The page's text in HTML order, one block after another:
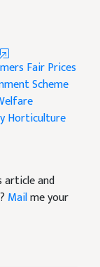
Fair Prices
Scheme
Horticulture
article and
Mailme your